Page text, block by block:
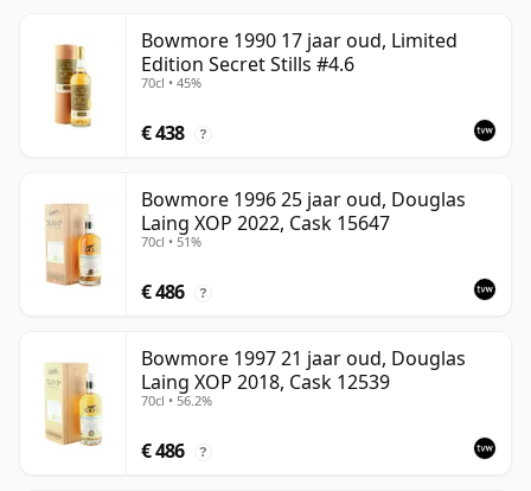
Bowmore 1990 17 jaar oud, Limited
Edition Secret Stills #4.6
70cl • 45%
€ 438 ?
Bowmore 1996 25 jaar oud, Douglas
Laing XOP 2022, Cask 15647
70cl • 51%
€ 486 ?
Bowmore 1997 21 jaar oud, Douglas
Laing XOP 2018, Cask 12539
70cl • 56.2%
€ 486 ?